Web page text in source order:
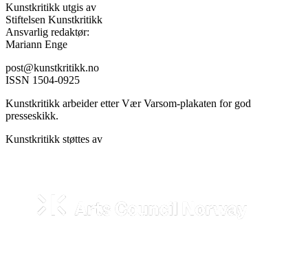
Kunstkritikk utgis av
Stiftelsen Kunstkritikk
Ansvarlig redaktør:
Mariann Enge
post@kunstkritikk.no
ISSN 1504-0925
Kunstkritikk arbeider etter Vær Varsom-plakaten for god
presseskikk.
Kunstkritikk støttes av